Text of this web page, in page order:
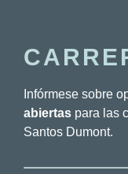
Infórmese sobre
abiertas para las
Santos Dumont.